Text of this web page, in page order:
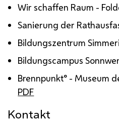
Wir schaffen Raum -
Sanierung der
Bildungszentrum
Bildungscampus
Brennpunkt° - Museum
PDF
Kontakt